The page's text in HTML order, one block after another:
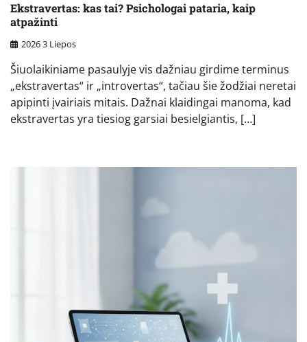
Ekstravertas: kas tai? Psichologai pataria, kaip
atpažinti
2026 3 Liepos
Šiuolaikiniame pasaulyje vis dažniau girdime terminus
„ekstravertas“ ir „introvertas“, tačiau šie žodžiai neretai
apipinti įvairiais mitais. Dažnai klaidingai manoma, kad
ekstravertas yra tiesiog garsiai besielgiantis, […]